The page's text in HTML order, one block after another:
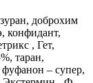
доброхим
конфидант,
, Гет,
таран,
– супер,